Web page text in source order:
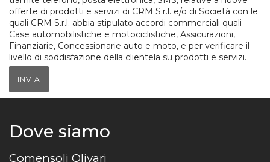
offerte di prodotti e servizi di CRM S.r.l. e/o di Società con le
quali CRM S.r.l. abbia stipulato accordi commerciali quali
Case automobilistiche e motociclistiche, Assicurazioni,
Finanziarie, Concessionarie auto e moto, e per verificare il
livello di soddisfazione della clientela su prodotti e servizi.
INVIA
Dove siamo
Comensoli Olivari